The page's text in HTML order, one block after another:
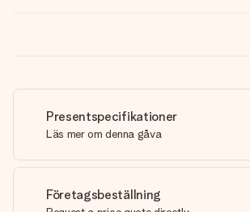
Presentspecifikationer
Läs mer om denna gåva
Företagsbeställning